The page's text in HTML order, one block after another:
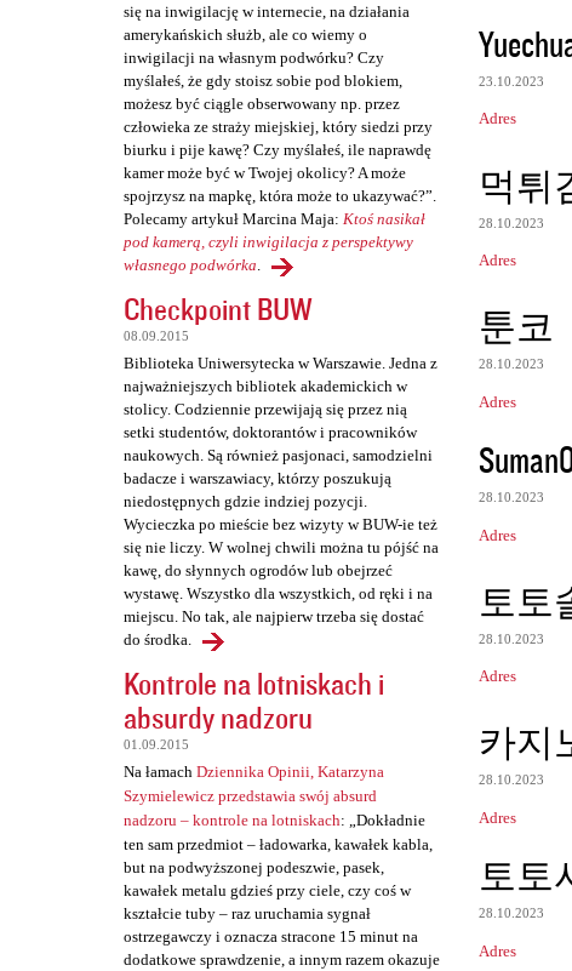
się na inwigilację w internecie, na działania
amerykańskich służb, ale co wiemy o
inwigilacji na własnym podwórku? Czy
myślałeś, że gdy stoisz sobie pod blokiem,
możesz być ciągle obserwowany np. przez
człowieka ze straży miejskiej, który siedzi przy
biurku i pije kawę? Czy myślałeś, ile naprawdę
kamer może być w Twojej okolicy? A może
spojrzysz na mapkę, która może to ukazywać?”.
Polecamy artykuł Marcina Maja: Ktoś nasikał
pod kamerą, czyli inwigilacja z perspektywy
własnego podwórka.
Checkpoint BUW
08.09.2015
Biblioteka Uniwersytecka w Warszawie. Jedna z
najważniejszych bibliotek akademickich w
stolicy. Codziennie przewijają się przez nią
setki studentów, doktorantów i pracowników
naukowych. Są również pasjonaci, samodzielni
badacze i warszawiacy, którzy poszukują
niedostępnych gdzie indziej pozycji.
Wycieczka po mieście bez wizyty w BUW-ie też
się nie liczy. W wolnej chwili można tu pójść na
kawę, do słynnych ogrodów lub obejrzeć
wystawę. Wszystko dla wszystkich, od ręki i na
miejscu. No tak, ale najpierw trzeba się dostać
do środka.
Kontrole na lotniskach i
absurdy nadzoru
01.09.2015
Na łamach Dziennika Opinii, Katarzyna
Szymielewicz przedstawia swój absurd
nadzoru – kontrole na lotniskach: „Dokładnie
ten sam przedmiot – ładowarka, kawałek kabla,
but na podwyższonej podeszwie, pasek,
kawałek metalu gdzieś przy ciele, czy coś w
kształcie tuby – raz uruchamia sygnał
ostrzegawczy i oznacza stracone 15 minut na
dodatkowe sprawdzenie, a innym razem okazuje
K
o
m
e
n
t
a
r
z
e
23.10.2023
Adres
먹튀
28.10.2023
Adres
툰코
28.10.2023
Adres
28.10.2023
Adres
토토
28.10.2023
Adres
카지
28.10.2023
Adres
토토
28.10.2023
Adres